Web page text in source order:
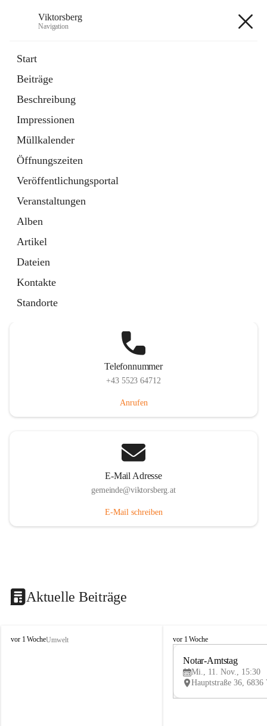
Viktorsberg
Navigation
Start
Beiträge
Beschreibung
Impressionen
Müllkalender
Öffnungszeiten
Veröffentlichungsportal
Veranstaltungen
Alben
Artikel
Dateien
Kontakte
Standorte
1 Schnellzugriff
Bürgerservice
10 Schnellzugriffe
Telefonnummer
+43 5523 64712
Anrufen
E-Mail Adresse
gemeinde@viktorsberg.at
E-Mail schreiben
Aktuelle Beiträge
V
vor 1 WocheUmwelt
V
vor 1 Woche
Notar-Amtstag
Mi., 11. Nov., 15:30